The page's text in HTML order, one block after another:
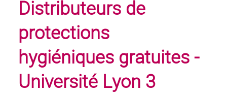
Distributeurs de
protections
hygiéniques gratuites -
Université Lyon 3